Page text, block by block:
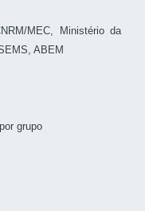
MEC, Ministério da
ABEM
grupo